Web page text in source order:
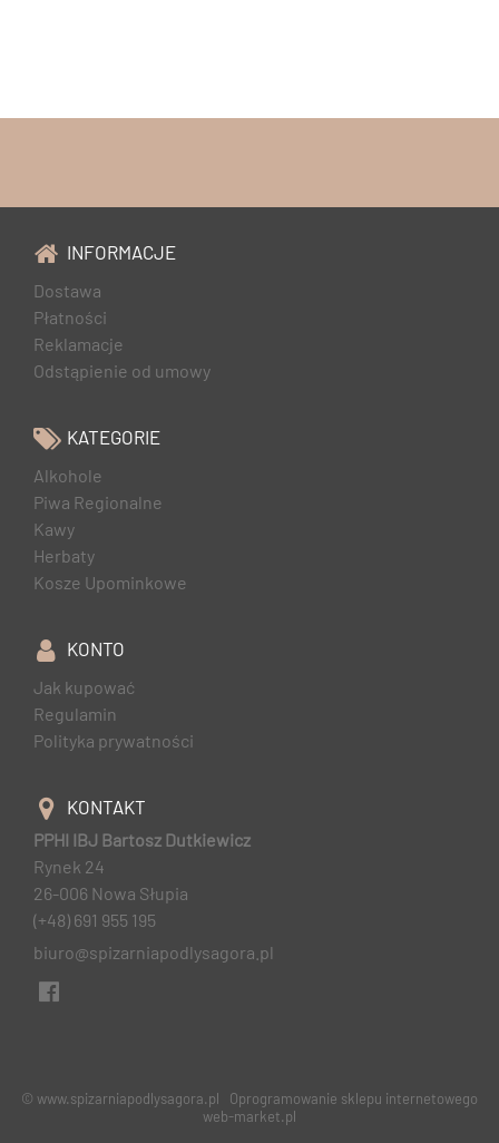
INFORMACJE
Dostawa
Płatności
Reklamacje
Odstąpienie od umowy
KATEGORIE
Alkohole
Piwa Regionalne
Kawy
Herbaty
Kosze Upominkowe
KONTO
Jak kupować
Regulamin
Polityka prywatności
KONTAKT
PPHI IBJ Bartosz Dutkiewicz
Rynek 24
26-006 Nowa Słupia
(+48) 691 955 195
biuro@spizarniapodlysagora.pl
© www.spizarniapodlysagora.pl Oprogramowanie sklepu internetowego
web-market.pl